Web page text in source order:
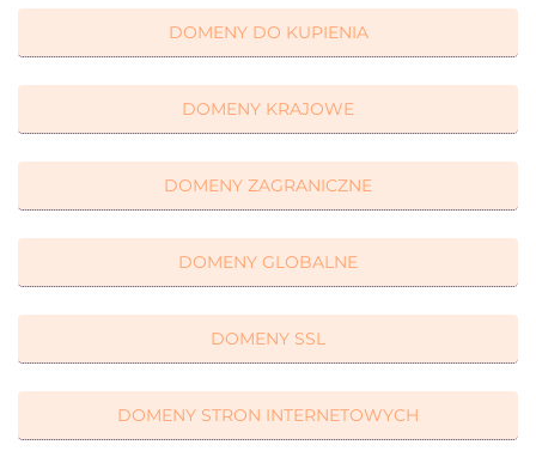
DOMENY DO KUPIENIA
DOMENY KRAJOWE
DOMENY ZAGRANICZNE
DOMENY GLOBALNE
DOMENY SSL
DOMENY STRON INTERNETOWYCH